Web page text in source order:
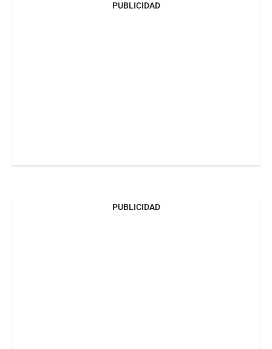
PUBLICIDAD
PUBLICIDAD